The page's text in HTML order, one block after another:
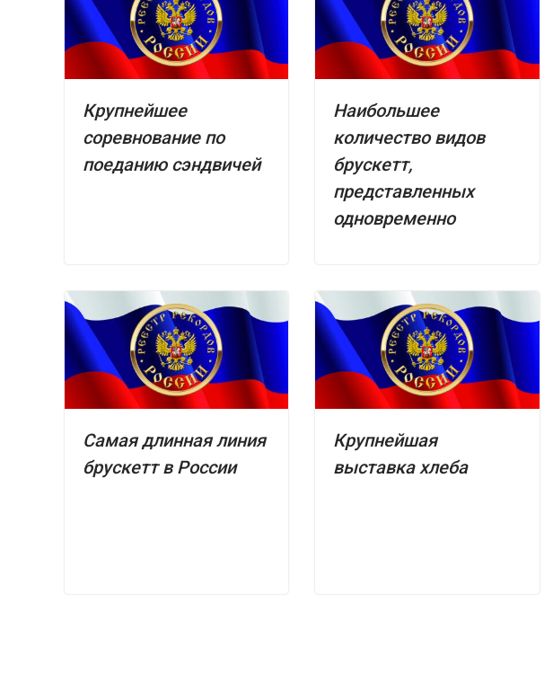
Крупнейшее
соревнование по
поеданию сэндвичей
Наибольшее
количество видов
брускетт,
представленных
одновременно
Самая длинная линия
брускетт в России
Крупнейшая
выставка хлеба